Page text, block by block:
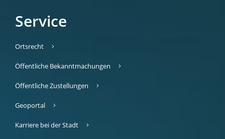
Service
Ortsrecht
Öffentliche Bekanntmachungen
Öffentliche Zustellungen
Geoportal
Karriere bei der Stadt